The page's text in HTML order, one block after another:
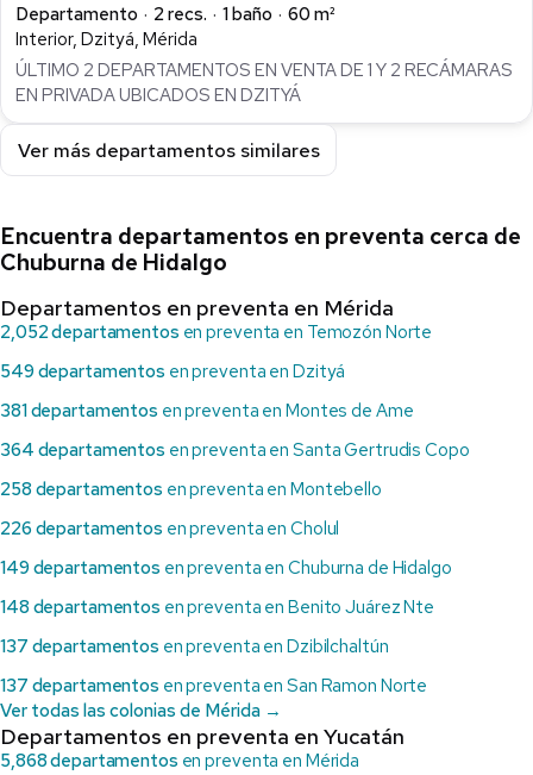
Departamento
2 recs. 1 baño
60 m²
Interior, Dzityá, Mérida
ÚLTIMO 2 DEPARTAMENTOS EN VENTA DE 1 Y 2 RECÁMARAS
EN PRIVADA UBICADOS EN DZITYÁ
Ver más departamentos similares
Encuentra departamentos en preventa cerca de
Chuburna de Hidalgo
Departamentos en preventa en Mérida
2,052 departamentos en preventa en Temozón Norte
549 departamentos en preventa en Dzityá
381 departamentos en preventa en Montes de Ame
364 departamentos en preventa en Santa Gertrudis Copo
258 departamentos en preventa en Montebello
226 departamentos en preventa en Cholul
149 departamentos en preventa en Chuburna de Hidalgo
148 departamentos en preventa en Benito Juárez Nte
137 departamentos en preventa en Dzibilchaltún
137 departamentos en preventa en San Ramon Norte
Ver todas las colonias de Mérida →
Departamentos en preventa en Yucatán
5,868 departamentos en preventa en Mérida